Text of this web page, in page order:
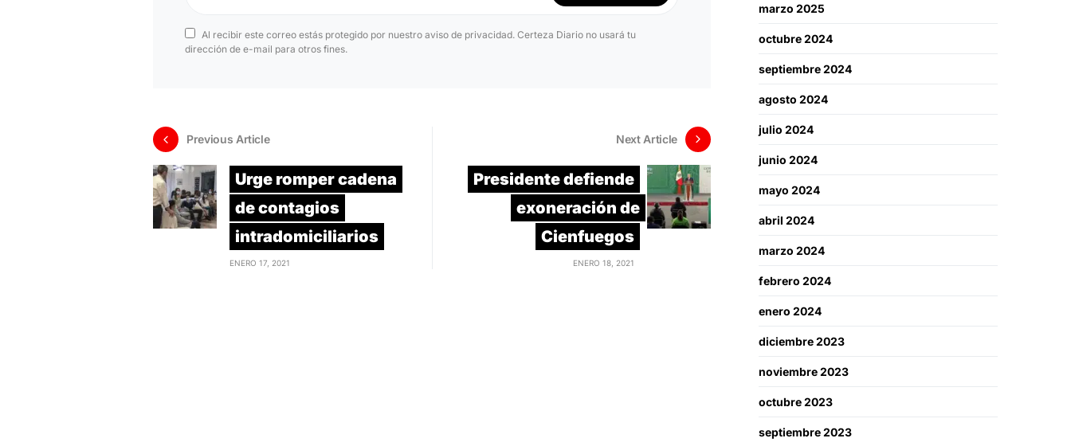
Al recibir este correo estás protegido por nuestro aviso de privacidad. Certeza Diario no usará tu
dirección de e-mail para otros fines.
Previous Article
Urge romper cadena
de contagios
intradomiciliarios
ENERO 17, 2021
Next Article
Presidente defiende
exoneración de
Cienfuegos
ENERO 18, 2021
marzo 2025
octubre 2024
septiembre 2024
agosto 2024
julio 2024
junio 2024
mayo 2024
abril 2024
marzo 2024
febrero 2024
enero 2024
diciembre 2023
noviembre 2023
octubre 2023
septiembre 2023